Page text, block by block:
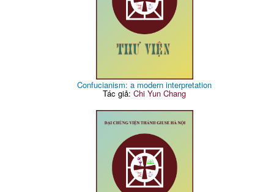
Confucianism: a modern interpretation
Tác giả:Chi Yun Chang